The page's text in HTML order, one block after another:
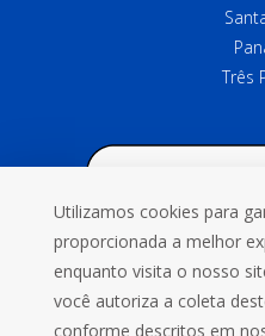
Três
Utilizamos cookies para
proporcionada a melhor
enquanto visita o nosso
você autoriza a coleta
conforme descritos em